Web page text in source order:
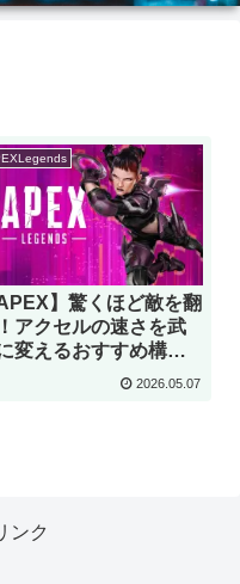
APEX】驚くほど敵を翻
アクセルの速さを武
変えるおすすめ構成
2026.05.07
ンク